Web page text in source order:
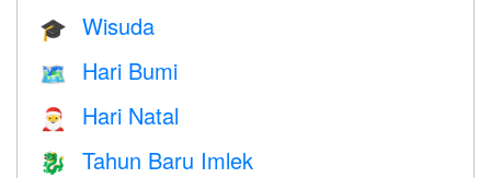
🎓 Wisuda
🗺️ Hari Bumi
🎅 Hari Natal
🐉 Tahun Baru Imlek